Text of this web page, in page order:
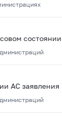
состоянии
АС заявления